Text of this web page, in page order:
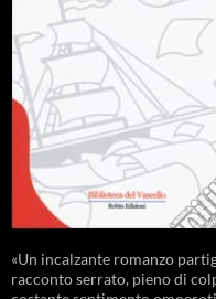
«Un incalzante romanzo
racconto serrato, pieno di